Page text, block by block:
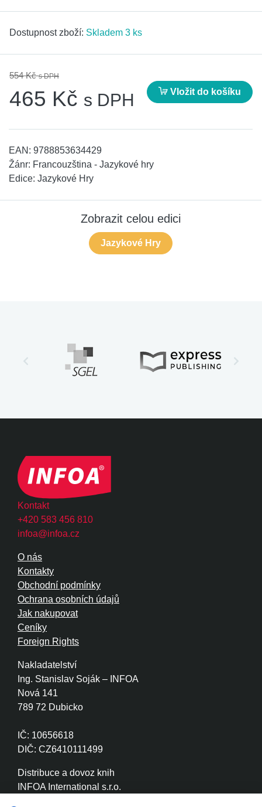
Dostupnost zboží: Skladem 3 ks
554 Kčs DPH
465 Kč s DPH Vložit do košíku
EAN: 9788853634429
Žánr: Francouzština - Jazykové hry
Edice: Jazykové Hry
Zobrazit celou edici
Jazykové Hry
Kontakt
+420 583 456 810
infoa@infoa.cz
Nakladatelství
Ing. Stanislav Soják – INFOA
Nová 141
789 72 Dubicko
IČ: 10656618
DIČ: CZ6410111499
Distribuce a dovoz knih
INFOA International s.r.o.
O nás
Kontakty
Obchodní podmínky
Ochrana osobních údajů
Jak nakupovat
Ceníky
Foreign Rights